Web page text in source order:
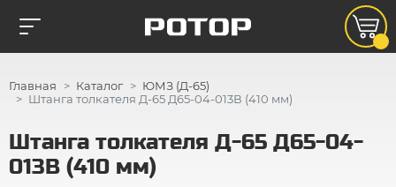
Главная Каталог
ЮМЗ (Д-65)
Штанга толкателя Д-65 Д65-04-013В (410 мм)
Штанга толкателя Д-65 Д65-04-
013В (410 мм)